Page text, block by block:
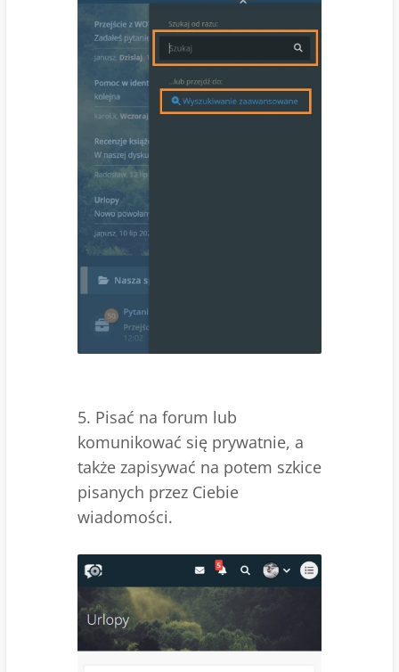
5. Pisać na forum lub
komunikować się prywatnie, a
także zapisywać na potem szkice
pisanych przez Ciebie
wiadomości.